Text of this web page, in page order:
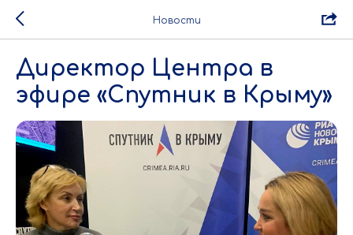
Новости
Директор Центра в
эфире «Спутник в Крыму»